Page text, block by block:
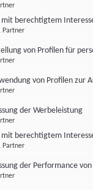
mit berechtigtem
Partner
von Profilen für
von Profilen zur
der Werbeleistung
mit berechtigtem
Partner
der Performance